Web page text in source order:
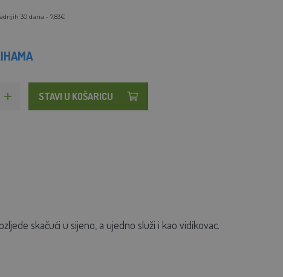
30 dana - 7,83€
STAVI U KOŠARICU
skačući u sijeno, a ujedno služi i kao vidikovac.